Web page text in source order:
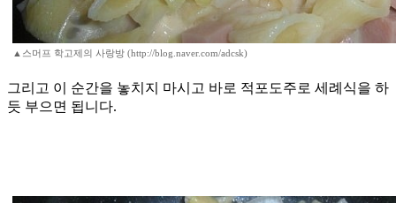
▲스머프 학고제의 사랑방 (http://blog.naver.com/adcsk)
그리고 이 순간을 놓치지 마시고 바로 적포도주로 세례식을 하
듯 부으면 됩니다.